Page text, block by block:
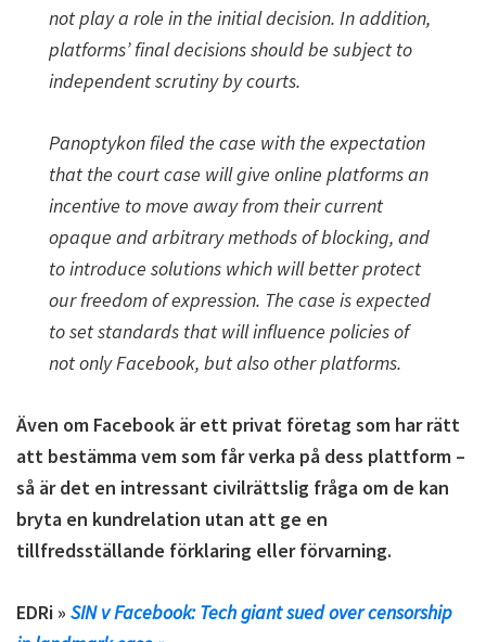
not play a role in the initial decision. In addition,
platforms’ final decisions should be subject to
independent scrutiny by courts.
Panoptykon filed the case with the expectation
that the court case will give online platforms an
incentive to move away from their current
opaque and arbitrary methods of blocking, and
to introduce solutions which will better protect
our freedom of expression. The case is expected
to set standards that will influence policies of
not only Facebook, but also other platforms.
Även om Facebook är ett privat företag som har rätt
att bestämma vem som får verka på dess plattform –
så är det en intressant civilrättslig fråga om de kan
bryta en kundrelation utan att ge en
tillfredsställande förklaring eller förvarning.
EDRi » SIN v Facebook: Tech giant sued over censorship